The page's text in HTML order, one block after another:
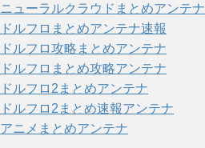
ニューラルクラウドまとめアンテナ
ドルフロまとめアンテナ速報
ドルフロ攻略まとめアンテナ
ドルフロまとめ攻略アンテナ
ドルフロ2まとめアンテナ
ドルフロ2まとめ速報アンテナ
アニメまとめアンテナ